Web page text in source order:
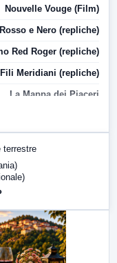
Nouvelle Vouge (Film)
Rosso e Nero (repliche)
Red Roger (repliche)
Fili Meridiani (repliche)
La Mappa dei Piaceri
LabNews (replica)
LabNews (replica)
terrestre